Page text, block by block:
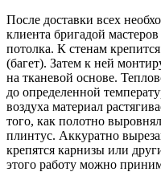
После доставки всех
клиента бригадой
потолка. К стенам
(багет). Затем к ней
на тканевой основе.
до определенной
воздуха материал
того, как полотно
плинтус. Аккуратно
крепятся карнизы или
этого работу можно